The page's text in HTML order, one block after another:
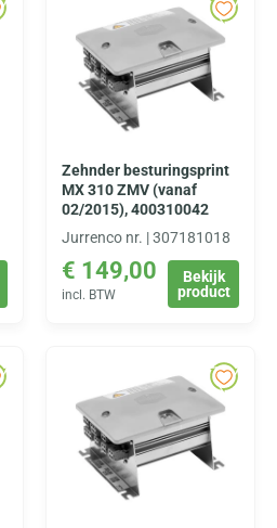
Zehnder besturingsprint
MX 310 ZMV (vanaf
02/2015), 400310042
Jurrenco nr. | 307181018
€ 149,00
incl. BTW
Bekijk
product